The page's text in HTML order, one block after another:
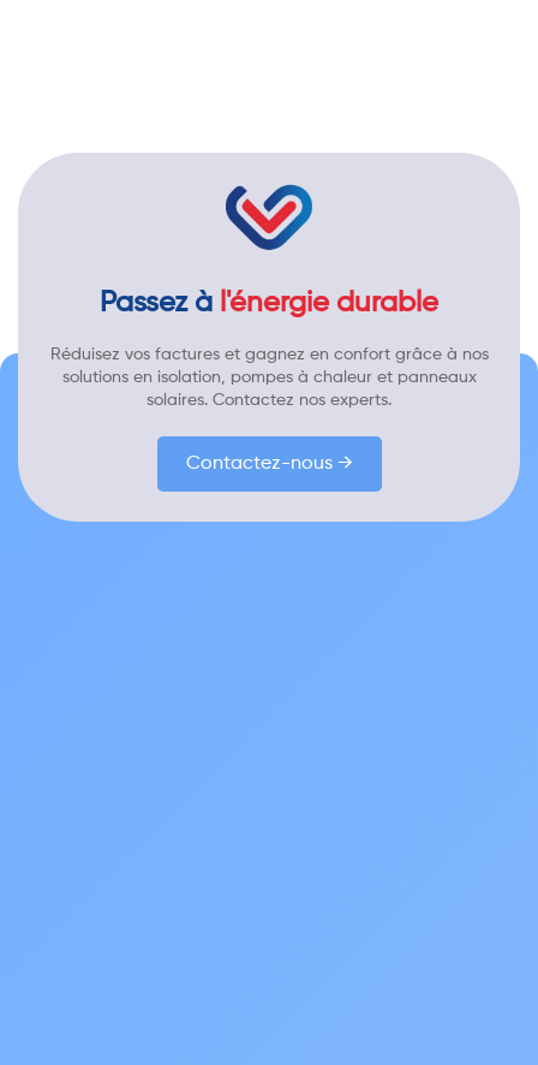
Passez à l'énergie durable
Réduisez vos factures et gagnez en confort grâce à nos
solutions en isolation, pompes à chaleur et panneaux
solaires. Contactez nos experts.
Contactez-nous →